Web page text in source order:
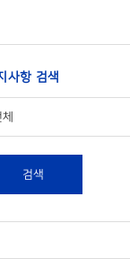
사항 검색
검색